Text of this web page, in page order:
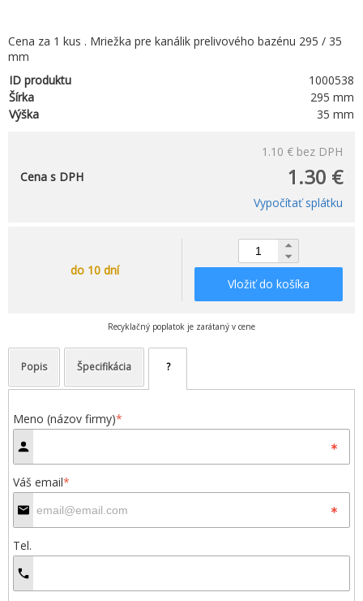
Cena za 1 kus . Mriežka pre kanálik prelivového bazénu 295 / 35
mm
ID produktu
1000538
Šírka
295 mm
Výška
35 mm
1.10 € bez DPH
1.30 €
Cena s DPH
Vypočítať splátku
do 10 dní
Vložiť do košíka
Recyklačný poplatok je zarátaný v cene
Popis Špecifikácia ?
Meno (názov firmy)*
Váš email*
Tel.